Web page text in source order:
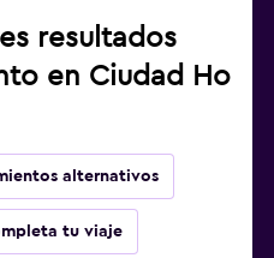
resultados
en Ciudad Ho
alternativos
tu viaje